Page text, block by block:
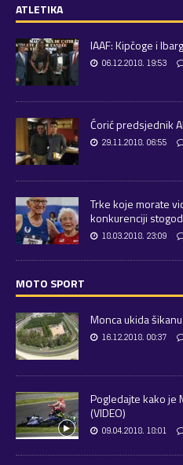
ATLETIKA
IAAF: Kipčoge i
06.12.2018. 19:53
Ćorić predsjednik
29.11.2018. 06:55
Trke koje morate
konkurenciji
18.03.2018. 23:09
MOTO SPORT
Monca ukida
16.12.2018. 00:37
Pogledajte kako je
(VIDEO)
09.04.2018. 18:01